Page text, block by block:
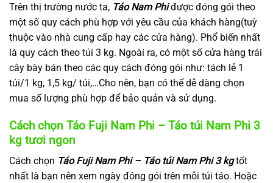
Trên thị trường nước ta, Táo Nam Phiđược đóng gói theo
một số quy cách phù hợp với yêu cầu của khách hàng(tuỳ
thuộc vào nhà cung cấp hay các cửa hàng). Phổ biến nhất
là quy cách theo túi 3 kg. Ngoài ra, có một số cửa hàng trái
cây bày bán theo các quy cách đóng gói như: tách lẻ 1
túi/1 kg, 1,5 kg/ túi,…Cho nên, bạn có thể dễ dàng chọn
mua số lượng phù hợp để bảo quản và sử dụng.
Cách chọn Táo Fuji Nam Phi – Táo túi Nam Phi 3
kg tươi ngon
Cách chọn Táo Fuji Nam Phi – Táo túi Nam Phi 3 kgtốt
nhất là bạn nên xem ngày đóng gói trên mỗi túi táo. Hoặc